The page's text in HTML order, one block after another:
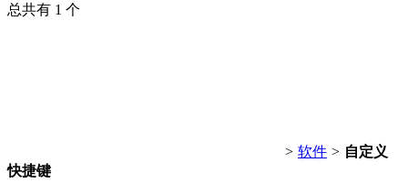
总共有 1 个
> 软件 > 自定义
快捷键